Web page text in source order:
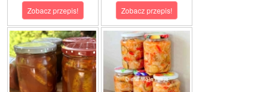
Zobacz przepis! Zobacz przepis!